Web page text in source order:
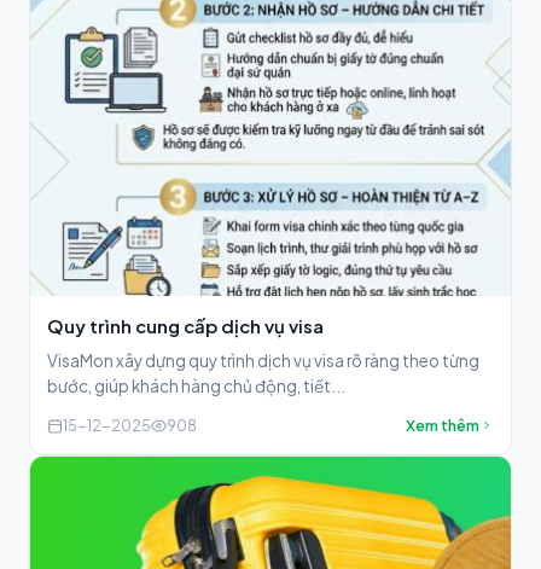
Quy trình cung cấp dịch vụ visa
VisaMon xây dựng quy trình dịch vụ visa rõ ràng theo từng
bước, giúp khách hàng chủ động, tiết...
15-12-2025 908 Xem thêm